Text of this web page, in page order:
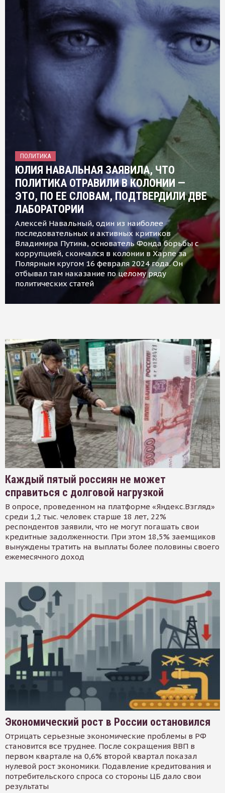
ПОЛИТИКА
ЮЛИЯ НАВАЛЬНАЯ ЗАЯВИЛА, ЧТО
ПОЛИТИКА ОТРАВИЛИ В КОЛОНИИ —
ЭТО, ПО ЕЕ СЛОВАМ, ПОДТВЕРДИЛИ ДВЕ
ЛАБОРАТОРИИ
Алексей Навальный, один из наиболее
последовательных и активных критиков
Владимира Путина, основатель Фонда борьбы с
коррупцией, скончался в колонии в Харпе за
Полярным кругом 16 февраля 2024 года. Он
отбывал там наказание по целому ряду
политических статей
Каждый пятый россиян не может
справиться с долговой нагрузкой
В опросе, проведенном на платформе «Яндекс.Взгляд»
среди 1,2 тыс. человек старше 18 лет, 22%
респондентов заявили, что не могут погашать свои
кредитные задолженности. При этом 18,5% заемщиков
вынуждены тратить на выплаты более половины своего
ежемесячного доход
Экономический рост в России остановился
Отрицать серьезные экономические проблемы в РФ
становится все труднее. После сокращения ВВП в
первом квартале на 0,6% второй квартал показал
нулевой рост экономики. Подавление кредитования и
потребительского спроса со стороны ЦБ дало свои
результаты